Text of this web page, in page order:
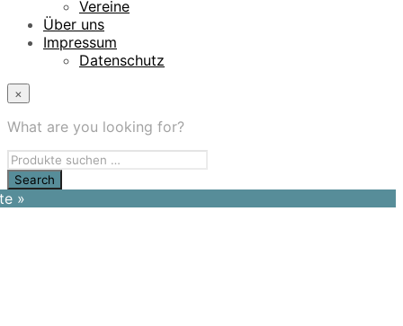
Vereine
Über uns
Impressum
Datenschutz
×
What are you looking for?
»